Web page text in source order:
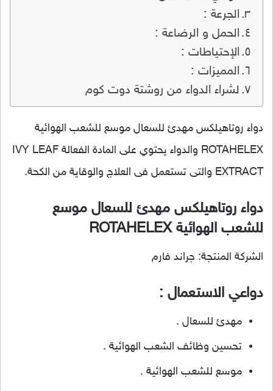
الجرعة :
الحمل و الرضاعة :
الإحتياطات :
المميزات :
لشراء الدواء من روشتة دوت كوم
دواء روتاهيلكس مهدئ للسعال موسع للشعب الهوائية
ROTAHELEX والدواء يحتوي على المادة الفعالة IVY LEAF
EXTRACT والتى تستعمل فى العلاج والوقاية من الكحة.
دواء روتاهيلكس مهدئ للسعال موسع
للشعب الهوائية ROTAHELEX
الشركة المنتجة: جراند فارم
دواعي الاستعمال :
مهدئ للسعال .
تحسين وظائف الشعب الهوائية .
موسع للشعب الهوائية .